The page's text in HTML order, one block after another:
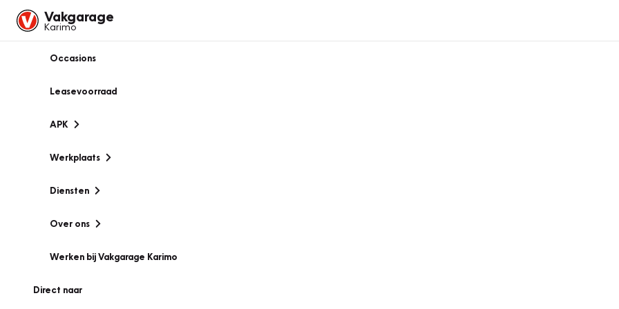
Vakgarage
Karimo
Occasions
Leasevoorraad
APK
Werkplaats
Diensten
Over ons
Werken bij Vakgarage Karimo
Direct naar